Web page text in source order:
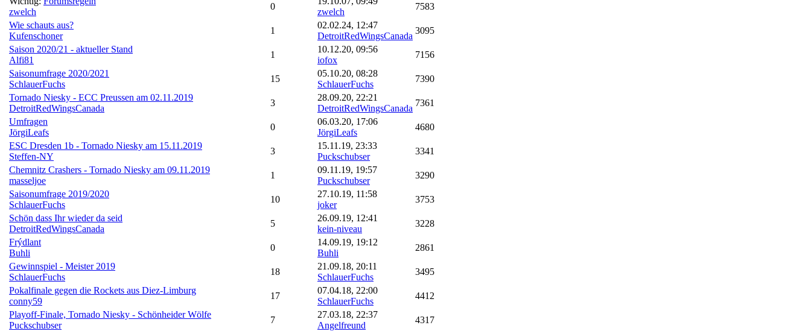
zwelch
0
zwelch
7583
Wie schauts aus?
Kufenschoner
1
02.02.24, 12:47
DetroitRedWingsCanada
3095
Saison 2020/21 - aktueller Stand
Alfi81
1
10.12.20, 09:56
iofox
7156
Saisonumfrage 2020/2021
SchlauerFuchs
15
05.10.20, 08:28
SchlauerFuchs
7390
Tornado Niesky - ECC Preussen am 02.11.2019
DetroitRedWingsCanada
3
28.09.20, 22:21
DetroitRedWingsCanada
7361
Umfragen
JörgiLeafs
0
06.03.20, 17:06
JörgiLeafs
4680
ESC Dresden 1b - Tornado Niesky am 15.11.2019
Steffen-NY
3
15.11.19, 23:33
Puckschubser
3341
Chemnitz Crashers - Tornado Niesky am 09.11.2019
masseljoe
1
09.11.19, 19:57
Puckschubser
3290
Saisonumfrage 2019/2020
SchlauerFuchs
10
27.10.19, 11:58
joker
3753
Schön dass Ihr wieder da seid
DetroitRedWingsCanada
5
26.09.19, 12:41
kein-niveau
3228
Frýdlant
Buhli
0
14.09.19, 19:12
Buhli
2861
Gewinnspiel - Meister 2019
SchlauerFuchs
18
21.09.18, 20:11
SchlauerFuchs
3495
Pokalfinale gegen die Rockets aus Diez-Limburg
conny59
17
07.04.18, 22:00
SchlauerFuchs
4412
Playoff-Finale, Tornado Niesky - Schönheider Wölfe
Puckschubser
7
27.03.18, 22:37
Angelfreund
4317